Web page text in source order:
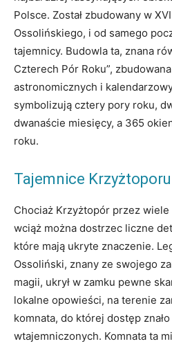
Polsce. Został zbudowany w
Ossolińskiego, i od samego
tajemnicy. Budowla ta, znana
Czterech Pór Roku”,
astronomicznych i
symbolizują cztery pory roku,
dwanaście miesięcy, a 365
roku.
Tajemnice Krzyżtoporu
Chociaż Krzyżtopór przez wiele
wciąż można dostrzec liczne
które mają ukryte znaczenie.
Ossoliński, znany ze swojego
magii, ukrył w zamku pewne
lokalne opowieści, na terenie
komnata, do której dostęp
wtajemniczonych. Komnata ta